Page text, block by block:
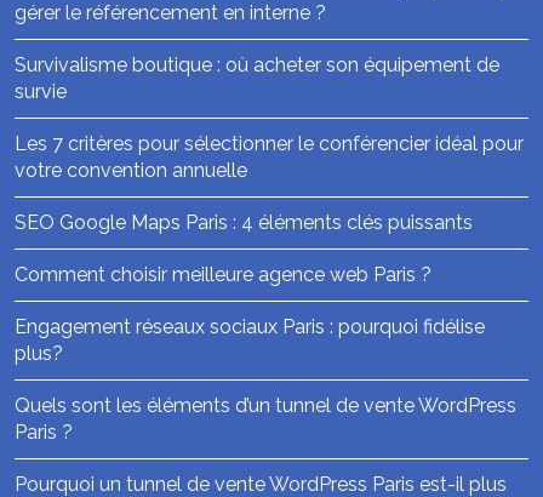
gérer le référencement en interne ?
Survivalisme boutique : où acheter son équipement de
survie
Les 7 critères pour sélectionner le conférencier idéal pour
votre convention annuelle
SEO Google Maps Paris : 4 éléments clés puissants
Comment choisir meilleure agence web Paris ?
Engagement réseaux sociaux Paris : pourquoi fidélise
plus?
Quels sont les éléments d’un tunnel de vente WordPress
Paris ?
Pourquoi un tunnel de vente WordPress Paris est-il plus